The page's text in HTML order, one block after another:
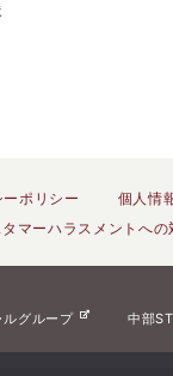
ポリシー 個人情
タマーハラスメントへの
ルグループ 中部